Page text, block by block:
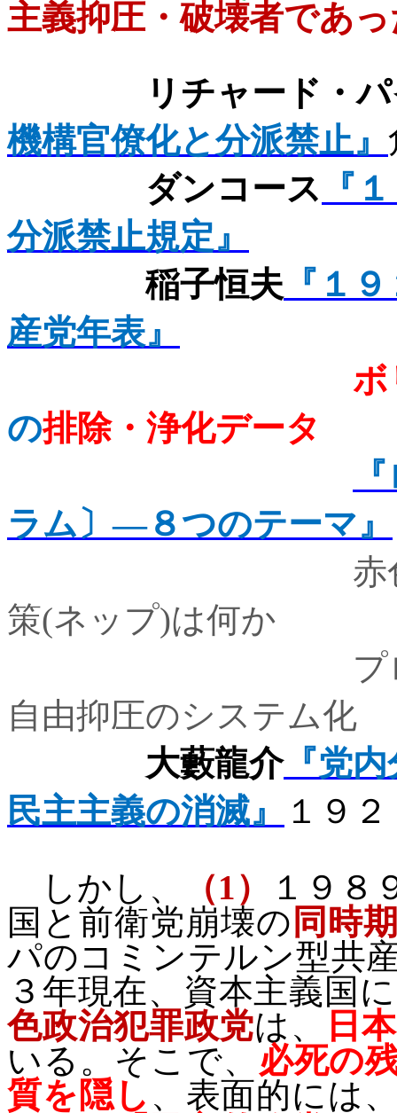
主義抑圧・破壊者であ
リチャード・パ
機構官僚化と分派禁止』
ダンコース 『
分派禁止規定』
稲子恒夫 『１
産党年表』
ボ
の排除・浄化データ
ラム〕―８つのテーマ』
赤色テロの犠
策(ネップ)は何か
プロレタリア
自由抑圧のシステム化
大藪龍介『党内
民主主義の消滅』
１９
しかし、
（1）
１９８
国と前衛党崩壊の 同時
パのコミンテルン型共
３年現在、資本主義国
色政治犯罪政党は、
日
いる。そこで、 必死の
質を隠し 、表面的には